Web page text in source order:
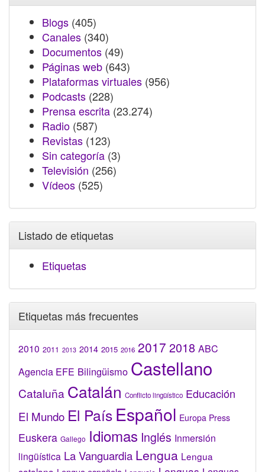
Blogs (405)
Canales (340)
Documentos (49)
Páginas web (643)
Plataformas virtuales (956)
Podcasts (228)
Prensa escrita (23.274)
Radio (587)
Revistas (123)
Sin categoría (3)
Televisión (256)
Vídeos (525)
Listado de etiquetas
Etiquetas
Etiquetas más frecuentes
2010 2011 2013 2014 2015 2016 2017 2018 ABC
Agencia EFE Bilingüismo Castellano
Cataluña Catalán Conflicto lingüístico Educación
El Mundo El País Español Europa Press
Euskera Gallego Idiomas Inglés Inmersión
lingüística La Vanguardia Lengua Lengua